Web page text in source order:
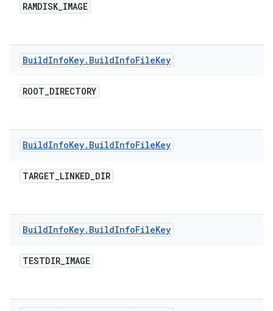
RAMDISK_IMAGE
BuildInfoKey. BuildInfoFileKey
ROOT_DIRECTORY
BuildInfoKey. BuildInfoFileKey
TARGET_LINKED_DIR
BuildInfoKey. BuildInfoFileKey
TESTDIR_IMAGE